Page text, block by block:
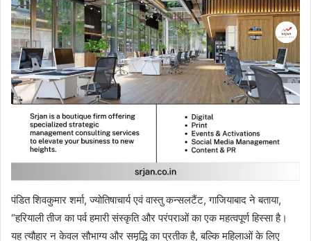
पंडित शिवकुमार शर्मा, ज्योतिषाचार्य एवं वास्तु कन्सलटैंट, गाजियाबाद ने बताया,
“हरियाली तीज का पर्व हमारी संस्कृति और परंपराओं का एक महत्वपूर्ण हिस्सा है।
यह त्यौहार न केवल सौभाग्य और समृद्धि का प्रतीक है, बल्कि महिलाओं के लिए